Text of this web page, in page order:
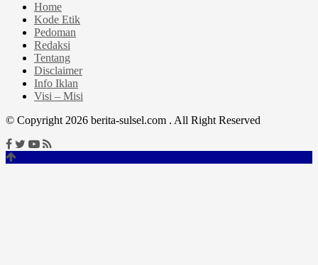
Home
Kode Etik
Pedoman
Redaksi
Tentang
Disclaimer
Info Iklan
Visi – Misi
© Copyright 2026 berita-sulsel.com . All Right Reserved